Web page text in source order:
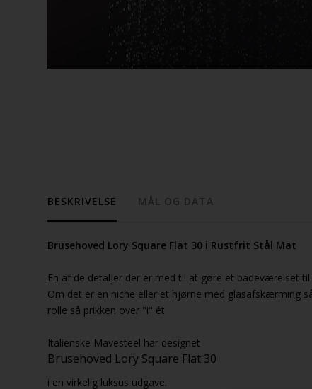
BESKRIVELSE MÅL OG DATA
Brusehoved Lory Square Flat 30 i Rustfrit Stål Mat
En af de detaljer der er med til at gøre et badeværelset
Om det er en niche eller et hjørne med glasafskærming
rolle så prikken over "i" ét
Italienske Mavesteel har designet
Brusehoved Lory Square Flat 30
i en virkelig luksus udgave.